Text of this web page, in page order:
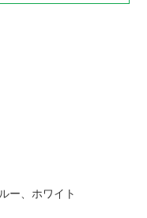
ー、ホワイト